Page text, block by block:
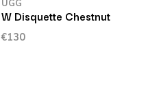
UGG
W Disquette Chestnut
€130